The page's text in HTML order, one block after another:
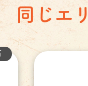
同じエ